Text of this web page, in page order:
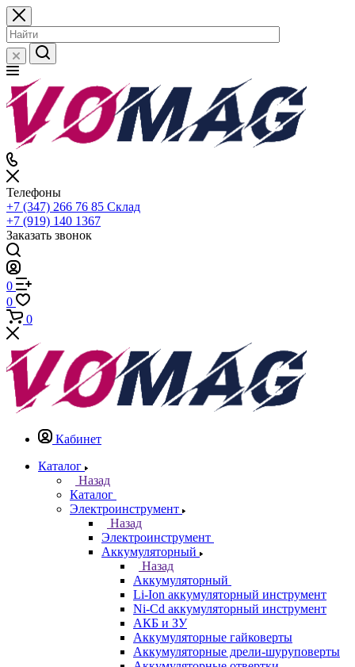
Телефоны
+7 (347) 266 76 85 Склад
+7 (919) 140 1367
Заказать звонок
0
0
0
Кабинет
Каталог
Назад
Каталог
Электроинструмент
Назад
Электроинструмент
Аккумуляторный
Назад
Аккумуляторный
Li-Ion аккумуляторный инструмент
Ni-Cd аккумуляторный инструмент
АКБ и ЗУ
Аккумуляторные гайковерты
Аккумуляторные дрели-шуруповерты